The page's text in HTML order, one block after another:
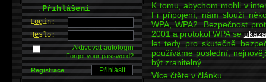
K tomu, abychom mohli v
Fi připojení, nám slouží
WPA, WPA2. Bezpečnost
2001 a protokol WPA se
let tedy pro skutečně
používáme poslední,
být zranitelný.
Více čtěte v článku.
.Přihlášení
Login:
Heslo:
Aktivovatautologin
Forgot your password?
Registrace